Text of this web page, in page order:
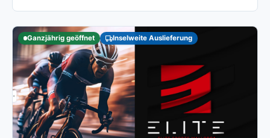
Ganzjährig geöffnet Inselweite Auslieferung